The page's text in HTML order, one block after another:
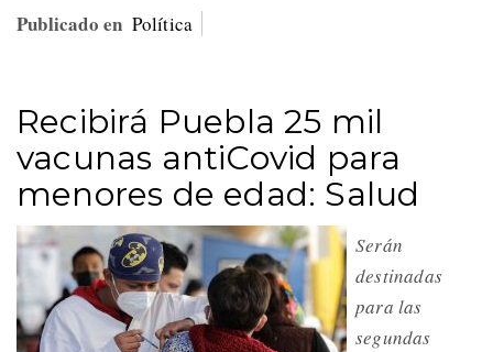
Publicado en Política
Recibirá Puebla 25 mil
vacunas antiCovid para
menores de edad: Salud
Serán
destinadas
para las
segundas